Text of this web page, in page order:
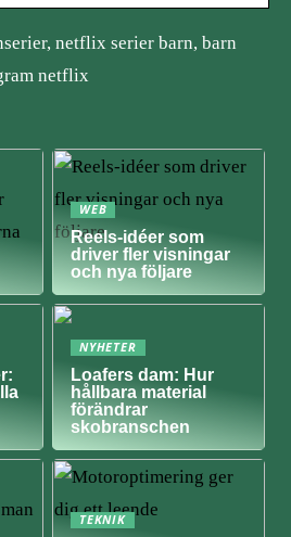
netflix serier barn, barn
netflix
WEB
Reels-idéer som
driver fler visningar
och nya följare
NYHETER
Loafers dam: Hur
hållbara material
förändrar
skobranschen
TEKNIK